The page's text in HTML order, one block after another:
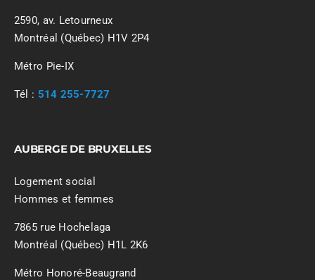
2590, av. Letourneux
Montréal (Québec) H1V 2P4
Métro Pie-IX
Tél : 514 255-7727
AUBERGE DE BRUXELLES
Logement social
Hommes et femmes
7865 rue Hochelaga
Montréal (Québec) H1L 2K6
Métro Honoré-Beaugrand